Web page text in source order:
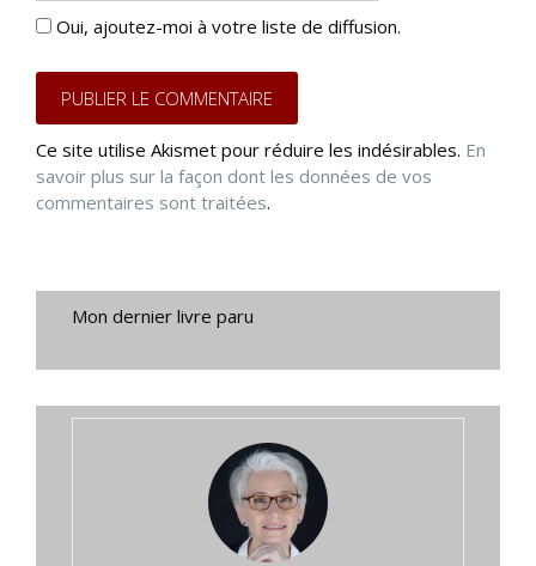
Oui, ajoutez-moi à votre liste de diffusion.
Ce site utilise Akismet pour réduire les indésirables. En
savoir plus sur la façon dont les données de vos
commentaires sont traitées.
Mon dernier livre paru